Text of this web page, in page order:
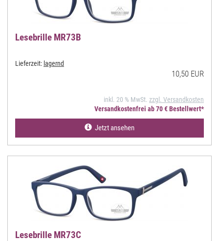
Lesebrille MR73B
Lieferzeit: lagernd
10,50 EUR
inkl. 20 % MwSt. zzgl. Versandkosten
Versandkostenfrei ab 70 € Bestellwert*
Jetzt ansehen
Lesebrille MR73C